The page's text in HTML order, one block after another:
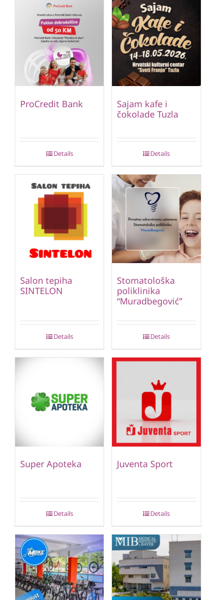
ProCredit Bank
Details
Sajam kafe i
čokolade Tuzla
Details
Salon tepiha
SINTELON
Details
Stomatološka
poliklinika
“Muradbegović”
Details
Super Apoteka
Details
Juventa Sport
Details